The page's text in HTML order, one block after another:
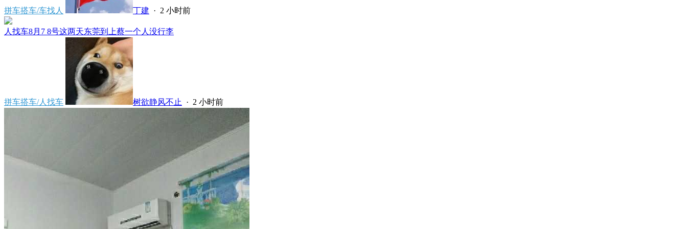
拼车搭车/车找人 丁建 · 2 小时前
人找车8月7 8号这两天东莞到上蔡一个人没行李
拼车搭车/人找车 树欲静风不止 · 2 小时前